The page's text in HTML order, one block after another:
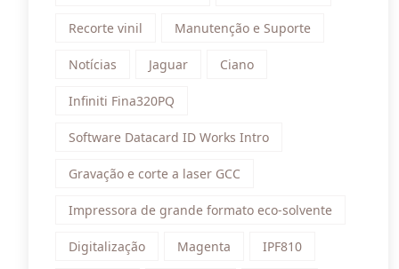
Recorte vinil Manutenção e Suporte
Notícias Jaguar Ciano
Infiniti Fina320PQ
Software Datacard ID Works Intro
Gravação e corte a laser GCC
Impressora de grande formato eco-solvente
Digitalização Magenta IPF810